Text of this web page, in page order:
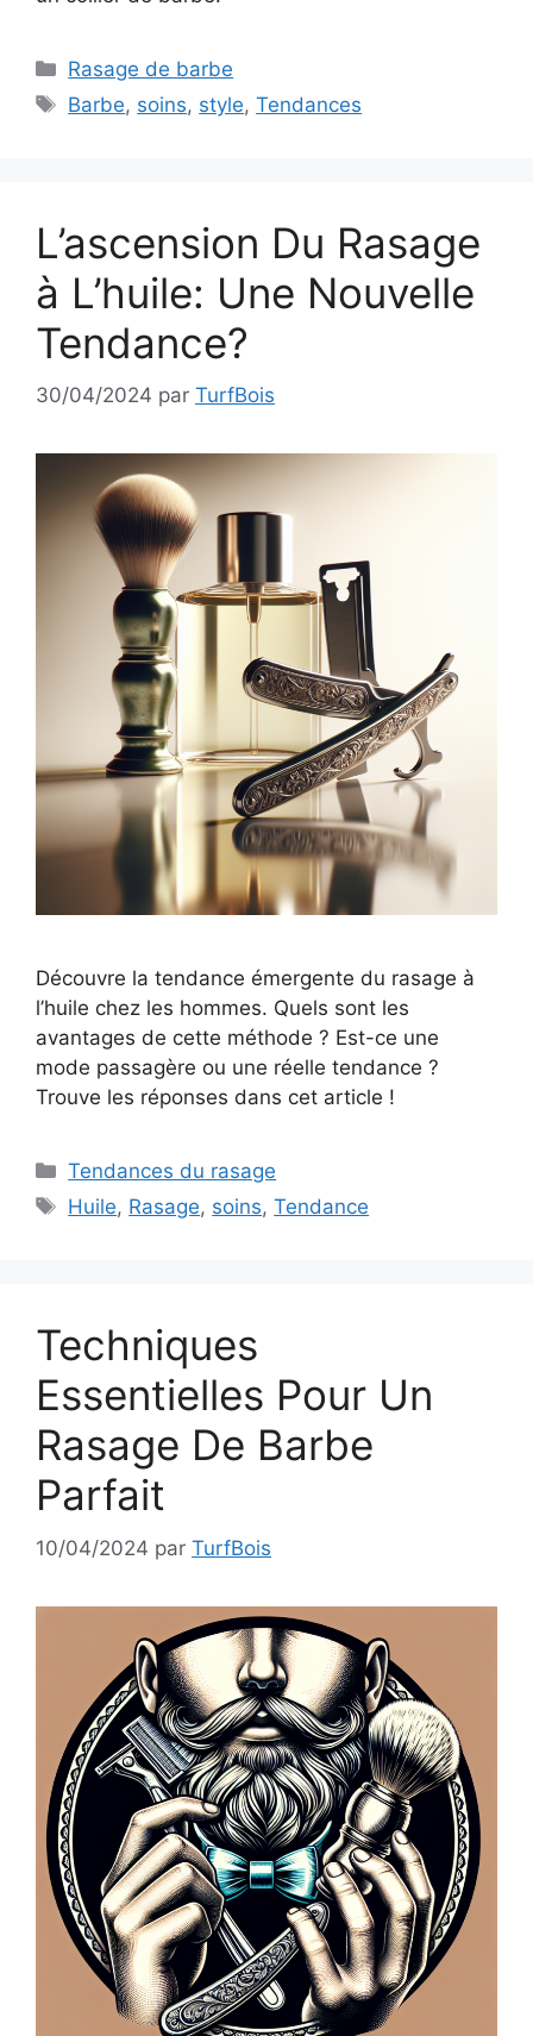
Catégories
Rasage de barbe
Étiquettes
Barbe, soins, style,Tendances
L’ascension Du Rasage
à L’huile: Une Nouvelle
Tendance?
30/04/2024 par TurfBois
Découvre la tendance émergente du rasage à
l’huile chez les hommes. Quels sont les
avantages de cette méthode ? Est-ce une
mode passagère ou une réelle tendance ?
Trouve les réponses dans cet article !
Catégories
Tendances du rasage
Étiquettes
Huile, Rasage, soins,Tendance
Techniques
Essentielles Pour Un
Rasage De Barbe
Parfait
10/04/2024 par TurfBois